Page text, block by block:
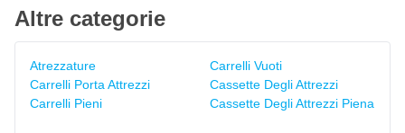
Altre categorie
Atrezzature
Carrelli Porta Attrezzi
Carrelli Pieni
Carrelli Vuoti
Cassette Degli Attrezzi
Cassette Degli Attrezzi Piena